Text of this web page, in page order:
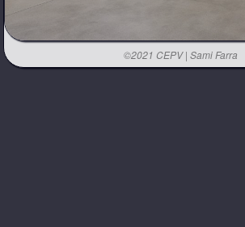
©2021 CEPV | Sami Farra